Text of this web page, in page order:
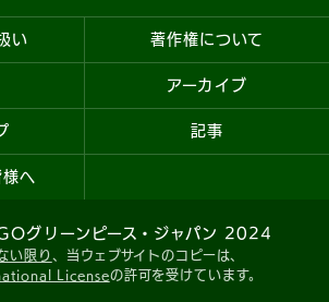
い 著作権について
アーカイブ
記事
へ
グリーンピース・ジャパン 2024
い限り 、当ウェブサイトのコピーは、
Licenseの許可を受けています。